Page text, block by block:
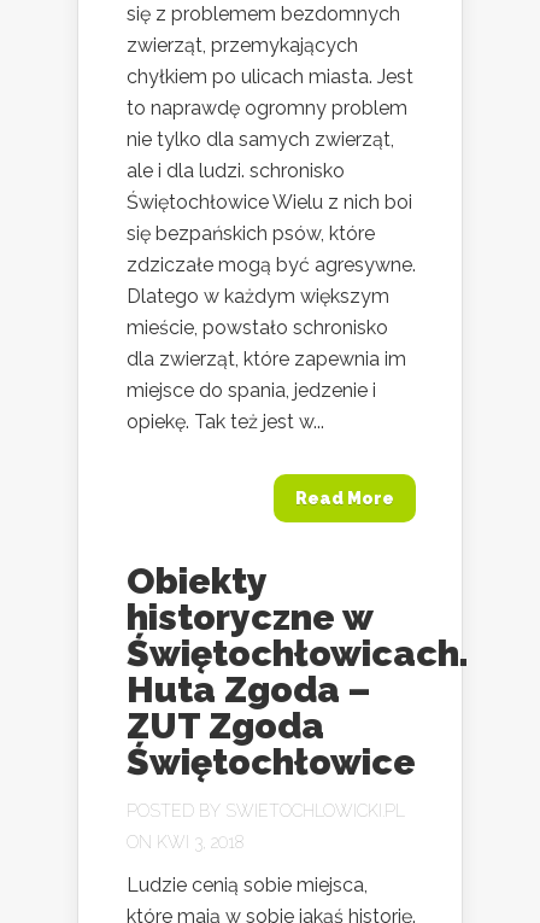
się z problemem bezdomnych
zwierząt, przemykających
chyłkiem po ulicach miasta. Jest
to naprawdę ogromny problem
nie tylko dla samych zwierząt,
ale i dla ludzi. schronisko
Świętochłowice Wielu z nich boi
się bezpańskich psów, które
zdziczałe mogą być agresywne.
Dlatego w każdym większym
mieście, powstało schronisko
dla zwierząt, które zapewnia im
miejsce do spania, jedzenie i
opiekę. Tak też jest w...
Read More
Obiekty
historyczne w
Świętochłowicach.
Huta Zgoda –
ZUT Zgoda
Świętochłowice
POSTED BY SWIETOCHLOWICKI.PL
ON KWI 3, 2018
Ludzie cenią sobie miejsca,
które mają w sobie jakąś historię.